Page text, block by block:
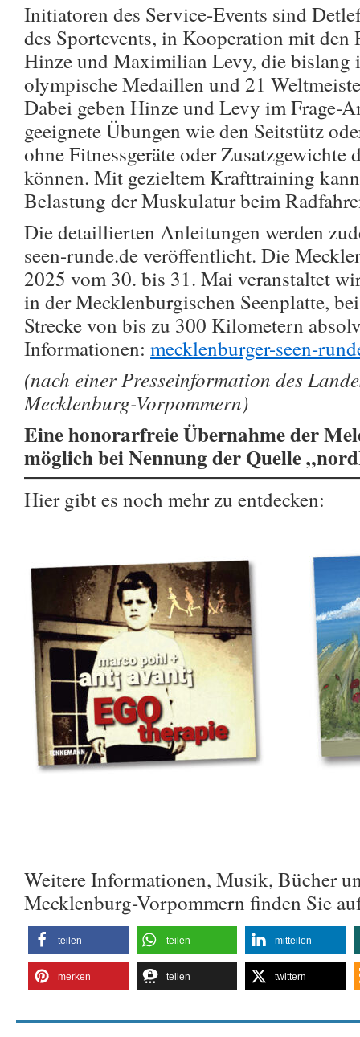
Initiatoren des Service-Events sind
des Sportevents, in Kooperation mit den
Hinze und Maximilian Levy, die bislang
olympische Medaillen und 21
Dabei geben Hinze und Levy im Frage-
geeignete Übungen wie den Seitstütz
ohne Fitnessgeräte oder Zusatzgewichte
können. Mit gezieltem Krafttraining
Belastung der Muskulatur beim
Die detaillierten Anleitungen werden
seen-runde.de veröffentlicht. Die
2025 vom 30. bis 31. Mai veranstaltet
in der Mecklenburgischen Seenplatte,
Strecke von bis zu 300 Kilometern
Informationen: mecklenburger-seen-
(nach einer Presseinformation des
Mecklenburg-Vorpommern)
Eine honorarfreie Übernahme der
möglich bei Nennung der Quelle
Hier gibt es noch mehr zu entdecken:
Weitere Informationen, Musik, Bücher
Mecklenburg-Vorpommern finden Sie
teilen teilen mitteilen
merken teilen twittern